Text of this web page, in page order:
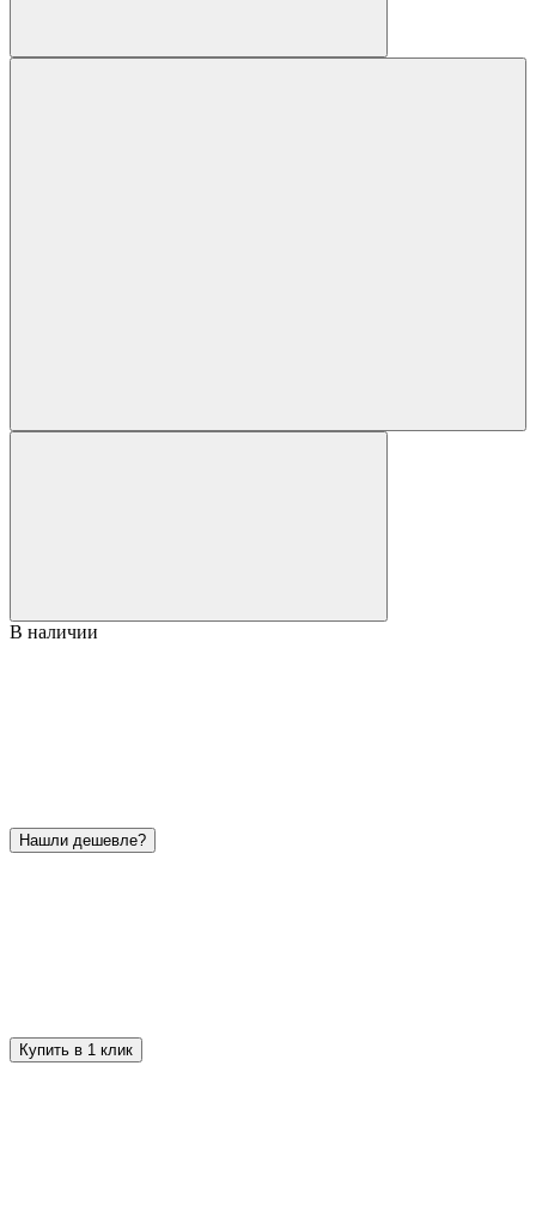
В наличии
Нашли дешевле?
Купить в 1 клик